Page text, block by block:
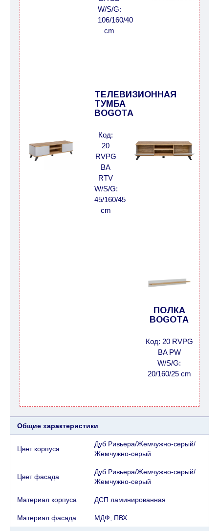
Общие характеристики
Цвет корпуса
Дуб Ривьера/Жемчужно-серый/
Жемчужно-серый
Цвет фасада
Дуб Ривьера/Жемчужно-серый/
Жемчужно-серый
Материал корпуса ДСП ламинированная
Материал фасада МДФ, ПВХ
W/S/G:
106/160/40
cm
ТЕЛЕВИЗИОННАЯ
ТУМБА
BOGOTA
Код:
20
RVPG
BA
RTV
W/S/G:
45/160/45
cm
ПОЛКА
BOGOTA
Код: 20 RVPG
BA PW
W/S/G:
20/160/25 cm